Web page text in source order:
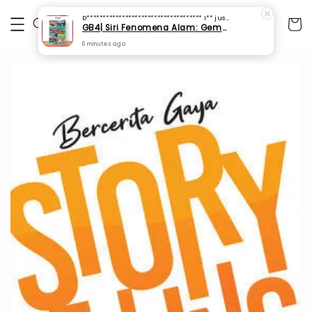
D************************************ I** just purchased
GB4| Siri Fenomena Alam: Gempa Bumi & Tsunami Yang Memusnahkan Kehidupan (SFM 2A)
6 minutes ago